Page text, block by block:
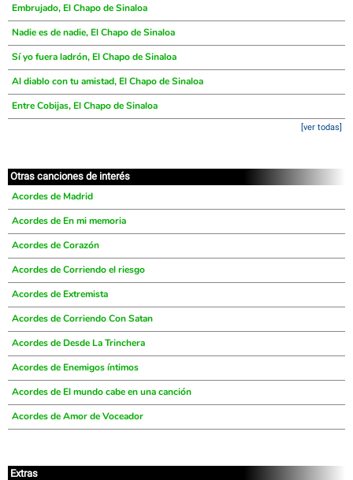
Embrujado, El Chapo de Sinaloa
Nadie es de nadie, El Chapo de Sinaloa
Sí yo fuera ladrón, El Chapo de Sinaloa
Al diablo con tu amistad, El Chapo de Sinaloa
Entre Cobijas, El Chapo de Sinaloa
[ver todas]
Otras canciones de interés
Acordes de Madrid
Acordes de En mi memoria
Acordes de Corazón
Acordes de Corriendo el riesgo
Acordes de Extremista
Acordes de Corriendo Con Satan
Acordes de Desde La Trinchera
Acordes de Enemigos íntimos
Acordes de El mundo cabe en una canción
Acordes de Amor de Voceador
Extras